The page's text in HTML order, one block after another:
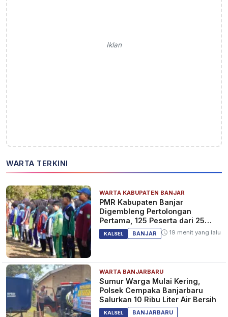
Iklan
WARTA TERKINI
WARTA KABUPATEN BANJAR
PMR Kabupaten Banjar
Digembleng Pertolongan
Pertama, 125 Peserta dari 25
Sekolah
KALSEL BANJAR 19 menit yang lalu
WARTA BANJARBARU
Sumur Warga Mulai Kering,
Polsek Cempaka Banjarbaru
Salurkan 10 Ribu Liter Air Bersih
KALSEL
BANJARBARU